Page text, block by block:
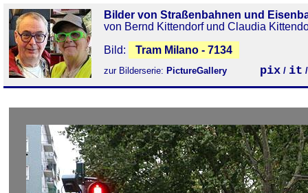
Bilder von Straßenbahnen und
von Bernd Kittendorf und Claudia
Bild:
Tram Milano - 7134
zur Bilderserie: PictureGallery pix / it